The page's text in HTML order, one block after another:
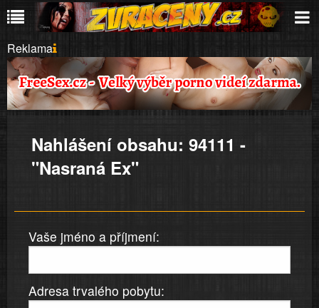
Reklama
Nahlášení obsahu: 94111 -
"Nasraná Ex"
Vaše jméno a příjmení:
Adresa trvalého pobytu: